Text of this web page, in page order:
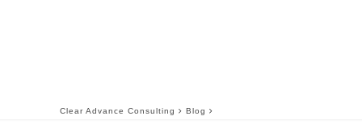
Clear Advance Consulting Blog